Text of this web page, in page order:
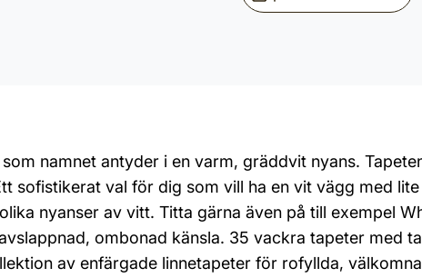
namnet antyder i en varm, gräddvit nyans.
sofistikerat val för dig som vill ha en vit vägg med
nyanser av vitt. Titta gärna även på till exempel
ombonad känsla. 35 vackra tapeter med
av enfärgade linnetapeter för rofyllda,